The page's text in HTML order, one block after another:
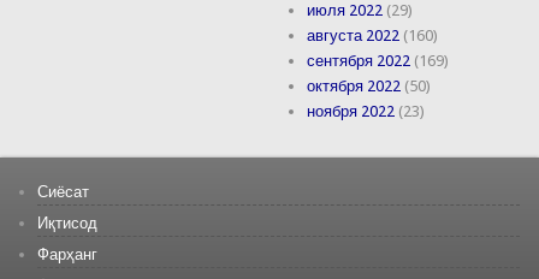
июля 2022 (29)
августа 2022 (160)
сентября 2022 (169)
октября 2022 (50)
ноября 2022 (23)
Сиёсат
Иқтисод
Фарҳанг